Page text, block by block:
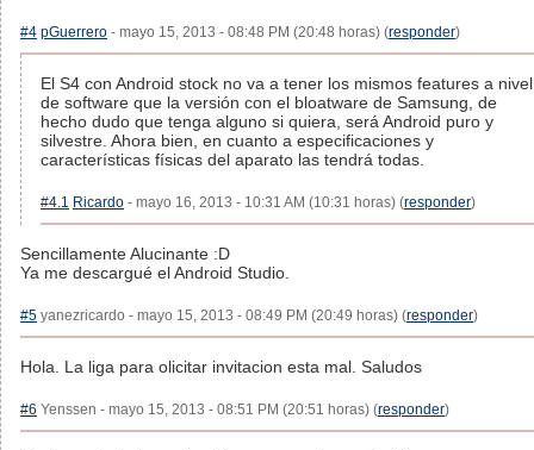
#4 pGuerrero - mayo 15, 2013 - 08:48 PM (20:48 horas) (responder)
El S4 con Android stock no va a tener los mismos features a nivel
de software que la versión con el bloatware de Samsung, de
hecho dudo que tenga alguno si quiera, será Android puro y
silvestre. Ahora bien, en cuanto a especificaciones y
características físicas del aparato las tendrá todas.
#4.1 Ricardo - mayo 16, 2013 - 10:31 AM (10:31 horas) (responder)
Sencillamente Alucinante :D
Ya me descargué el Android Studio.
#5 yanezricardo - mayo 15, 2013 - 08:49 PM (20:49 horas) (responder)
Hola. La liga para olicitar invitacion esta mal. Saludos
#6 Yenssen - mayo 15, 2013 - 08:51 PM (20:51 horas) (responder)